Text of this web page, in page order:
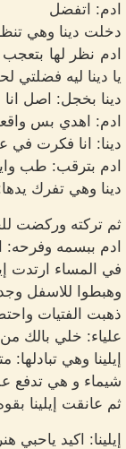
ادم: اتفضل
دخلت دينا وهي
ادم نظر لها
يا دينا ليه فضلتي
دينا بخجل: اصل
ادم: اهدي بس
دينا: انا فكرت
ادم بترقب: طب
دينا وهي تفرك
ثم تركته وركضت
ادم ببسمه وفرحه:
في المساء ارتدت
وهبطوا للاسفل
ذهبت الفتيات
علياء: خلي بالك
إيلينا وهي
شيماء و هي تدفع
ثم عانقت إيلينا
إيلينا: اكيد